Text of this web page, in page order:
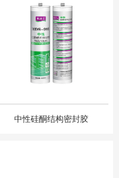
中性硅酮结构密封胶